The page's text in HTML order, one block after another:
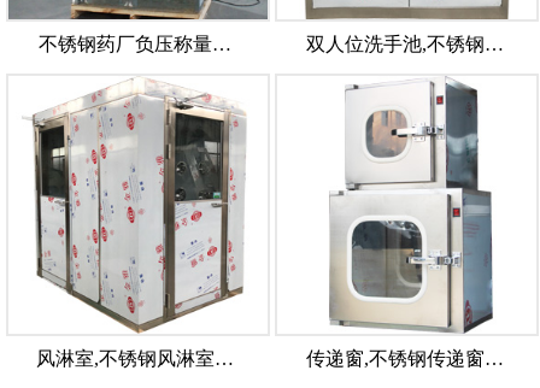
不锈钢药厂负压称量… 双人位洗手池,不锈钢…
风淋室,不锈钢风淋室… 传递窗,不锈钢传递窗…